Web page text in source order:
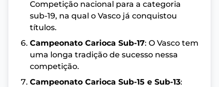
Competição nacional para a categoria
sub-19, na qual o Vasco já conquistou
títulos.
Campeonato Carioca Sub-17: O Vasco tem
uma longa tradição de sucesso nessa
competição.
Campeonato Carioca Sub-15 e Sub-13: